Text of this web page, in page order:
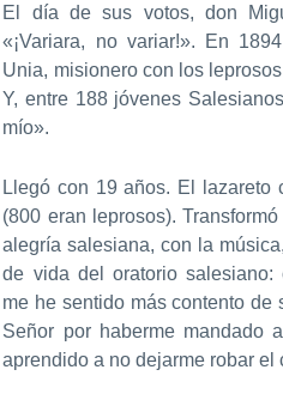
El día de sus votos, don
«¡Variara, no variar!». En
Unia, misionero con los
Y, entre 188 jóvenes
mío».
Llegó con 19 años. El lazareto
(800 eran leprosos).
alegría salesiana, con la
de vida del oratorio salesiano:
me he sentido más contento de
Señor por haberme mandado
aprendido a no dejarme robar el